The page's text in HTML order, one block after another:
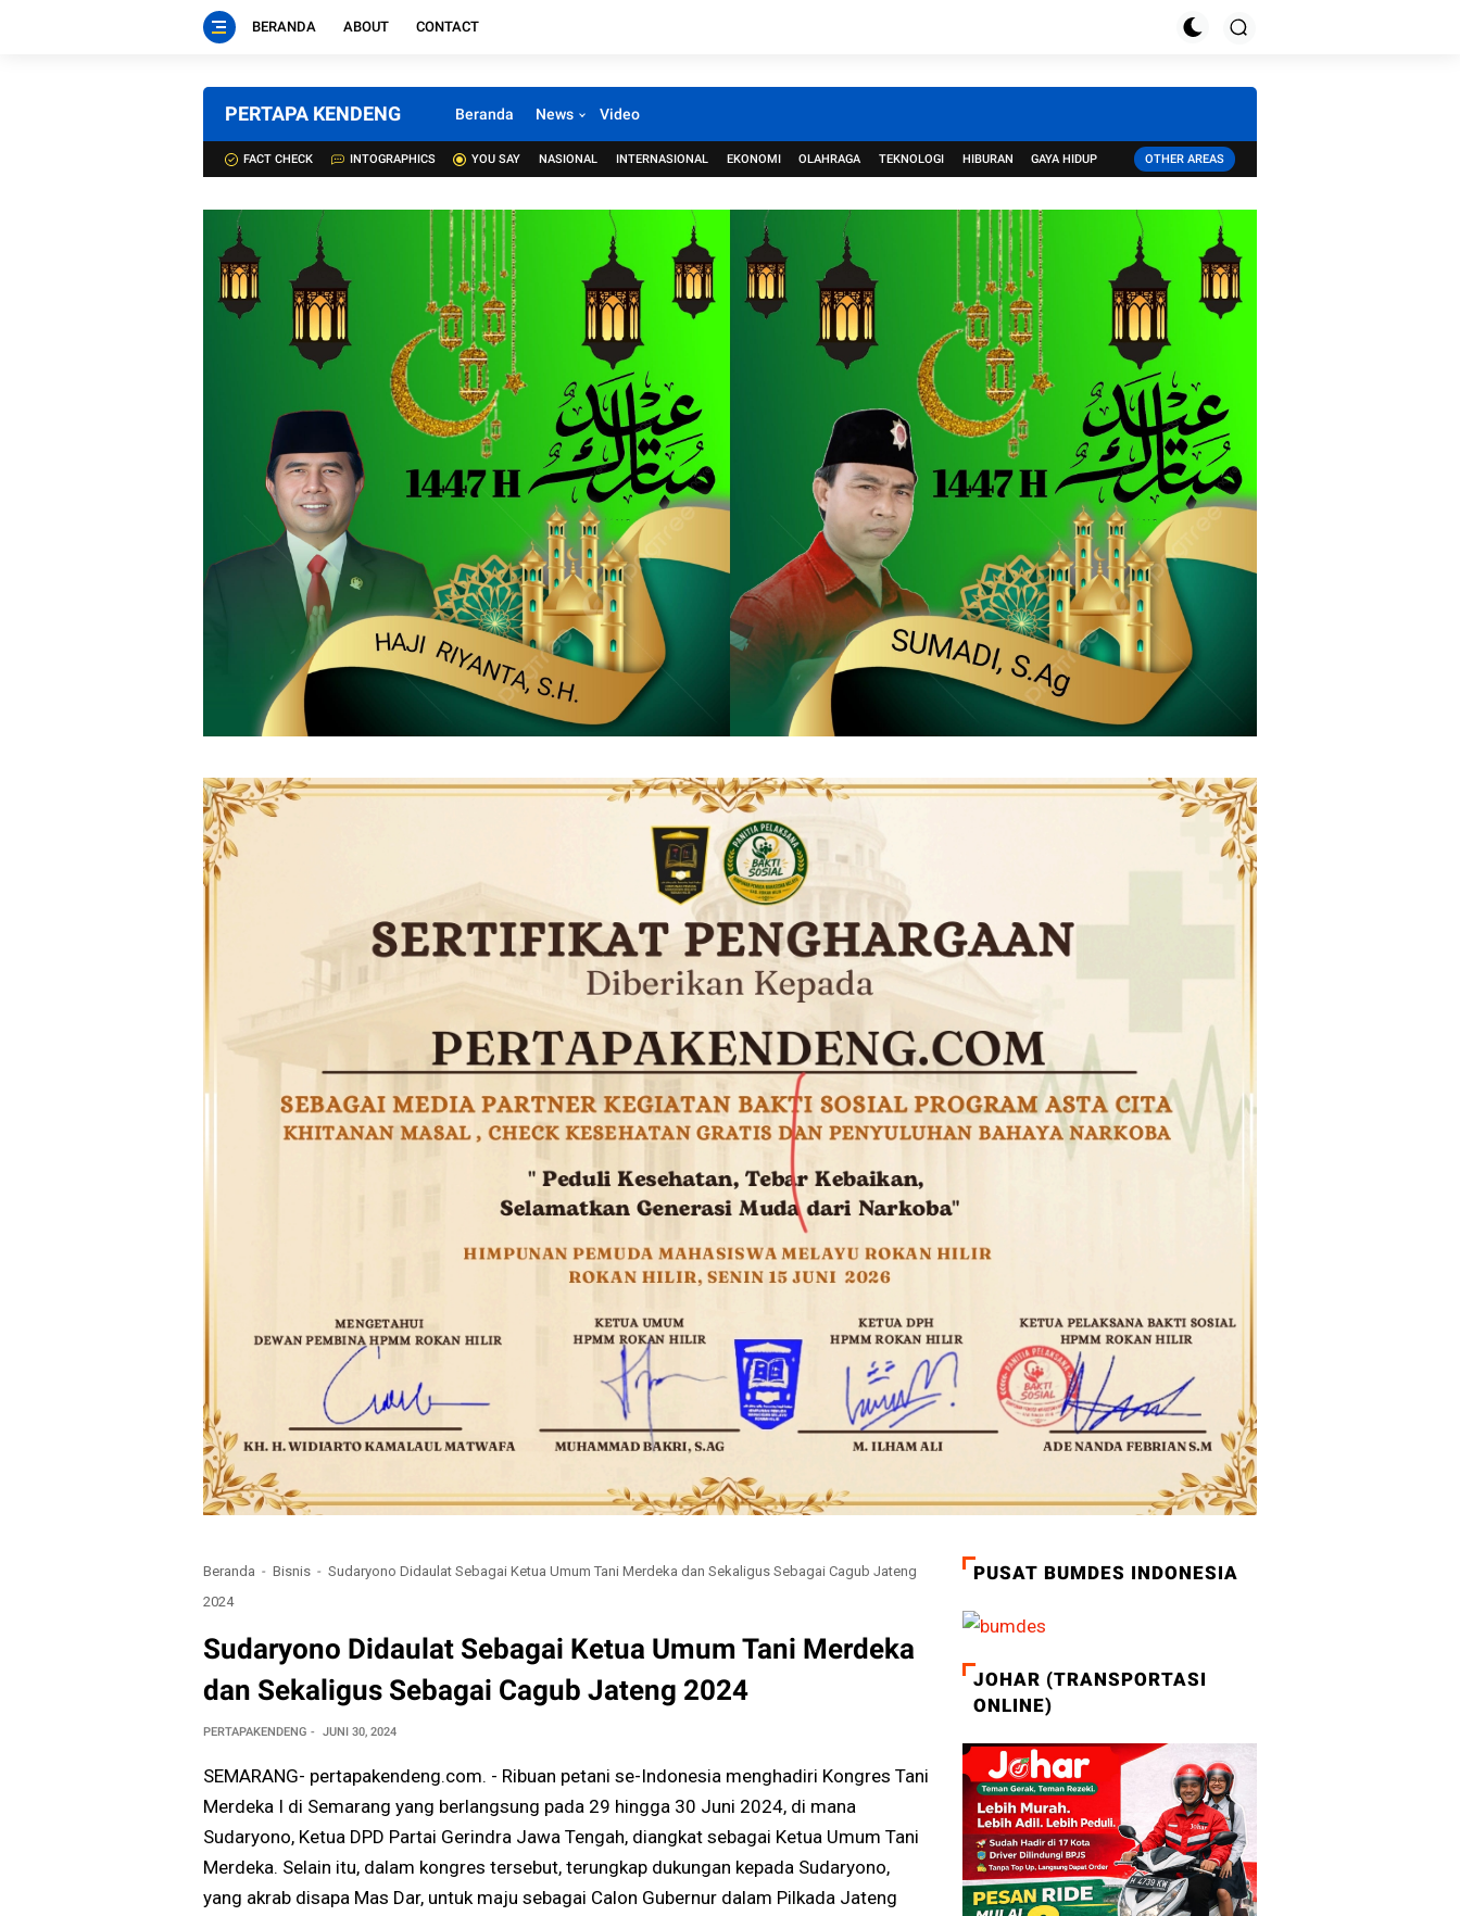
BERANDA ABOUT CONTACT
PERTAPA KENDENG Beranda News Video
FACT CHECK INTOGRAPHICS YOU SAY NASIONAL INTERNASIONAL EKONOMI OLAHRAGA TEKNOLOGI HIBURAN GAYA HIDUP OTHER AREAS
Beranda Bisnis
Sudaryono Didaulat Sebagai Ketua Umum Tani Merdeka dan Sekaligus Sebagai Cagub Jateng
2024
Sudaryono Didaulat Sebagai Ketua Umum Tani Merdeka
dan Sekaligus Sebagai Cagub Jateng 2024
PERTAPAKENDENG JUNI 30, 2024
SEMARANG- pertapakendeng.com. - Ribuan petani se-Indonesia menghadiri Kongres Tani
Merdeka I di Semarang yang berlangsung pada 29 hingga 30 Juni 2024, di mana
Sudaryono, Ketua DPD Partai Gerindra Jawa Tengah, diangkat sebagai Ketua Umum Tani
Merdeka. Selain itu, dalam kongres tersebut, terungkap dukungan kepada Sudaryono,
yang akrab disapa Mas Dar, untuk maju sebagai Calon Gubernur dalam Pilkada Jateng
PUSAT BUMDES INDONESIA
JOHAR (TRANSPORTASI
ONLINE)